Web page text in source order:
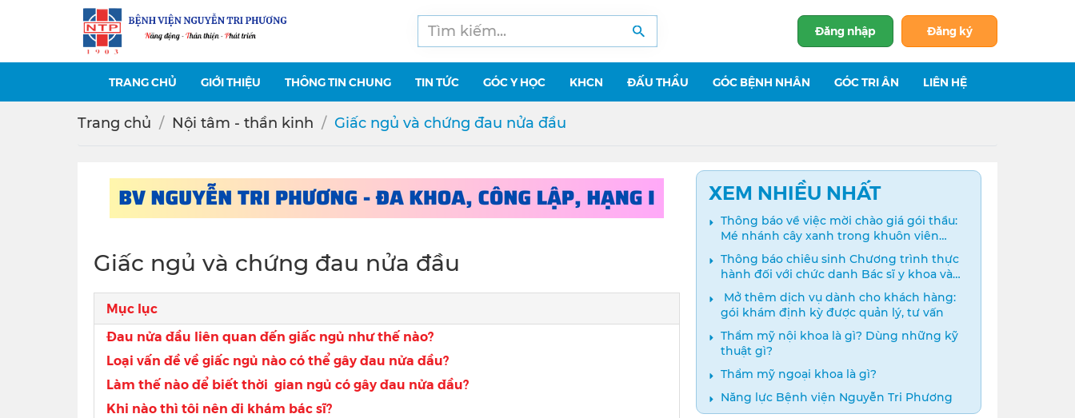
Đăng nhập Đăng ký
TRANG CHỦ GIỚI THIỆU THÔNG TIN CHUNG TIN TỨC GÓC Y HỌC KHCN ĐẤU THẦU GÓC BỆNH NHÂN GÓC TRI ÂN LIÊN HỆ
Trang chủ Nội tâm - thần kinh Giấc ngủ và chứng đau nửa đầu
Giấc ngủ và chứng đau nửa đầu
Mục lục
Đau nửa đầu liên quan đến giấc ngủ như thế nào?
Loại vấn đề về giấc ngủ nào có thể gây đau nửa đầu?
Làm thế nào để biết thời gian ngủ có gây đau nửa đầu?
Khi nào thì tôi nên đi khám bác sĩ?
XEM NHIỀU NHẤT
Thông báo về việc mời chào giá gói thầu:
Mé nhánh cây xanh trong khuôn viên
bệnh viện
Thông báo chiêu sinh Chương trình thực
hành đối với chức danh Bác sĩ y khoa và
Điều dưỡng năm 2024
️ Mở thêm dịch vụ dành cho khách hàng:
gói khám định kỳ được quản lý, tư vấn
Thẩm mỹ nội khoa là gì? Dùng những kỹ
thuật gì?
Thẩm mỹ ngoại khoa là gì?
Năng lực Bệnh viện Nguyễn Tri Phương